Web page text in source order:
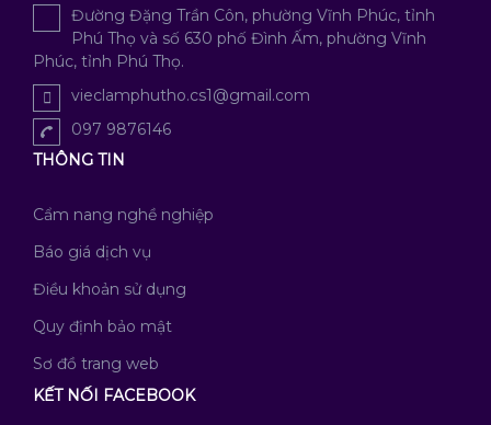
Đường Đặng Trần Côn, phường Vĩnh Phúc, tỉnh
Phú Thọ và số 630 phố Đình Ấm, phường Vĩnh
Phúc, tỉnh Phú Thọ.
vieclamphutho.cs1@gmail.com
097 9876146
THÔNG TIN
Cẩm nang nghề nghiệp
Báo giá dịch vụ
Điều khoản sử dụng
Quy định bảo mật
Sơ đồ trang web
KẾT NỐI FACEBOOK